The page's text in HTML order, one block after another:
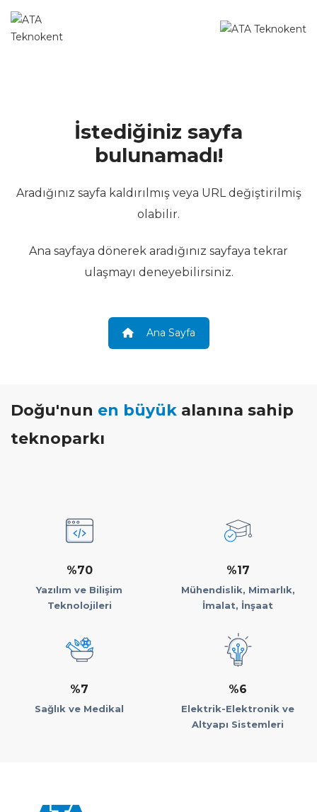
İstediğiniz sayfa
bulunamadı!
Aradığınız sayfa kaldırılmış veya URL değiştirilmiş
olabilir.
Ana sayfaya dönerek aradığınız sayfaya tekrar
ulaşmayı deneyebilirsiniz.
Ana Sayfa
Doğu'nun en büyük alanına sahip
teknoparkı
%70
Yazılım ve Bilişim
Teknolojileri
%17
Mühendislik, Mimarlık,
İmalat, İnşaat
%7
Sağlık ve Medikal
%6
Elektrik-Elektronik ve
Altyapı Sistemleri